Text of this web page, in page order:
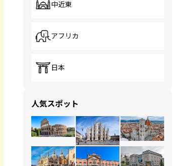
中近東
アフリカ
日本
人気スポット